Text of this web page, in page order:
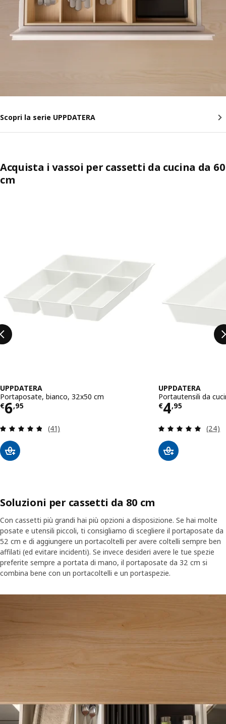
Scopri la serie UPPDATERA
Acquista i vassoi per cassetti da cucina da 60
cm
UPPDATERA
Portaposate, bianco, 32x50 cm
€6,95
Prezzo € 6,95
Recensione: 4.8 fuori da 5 stelle. Totale
(41)
UPPDATERA
Portautensili da
€4,95
Prezzo €
(24)
Soluzioni per cassetti da 80 cm
Con cassetti più grandi hai più opzioni a disposizione. Se hai molte
posate e utensili piccoli, ti consigliamo di scegliere il portaposate da
52 cm e di aggiungere un portacoltelli per avere coltelli sempre ben
affilati (ed evitare incidenti). Se invece desideri avere le tue spezie
preferite sempre a portata di mano, il portaposate da 32 cm si
combina bene con un portacoltelli e un portaspezie.